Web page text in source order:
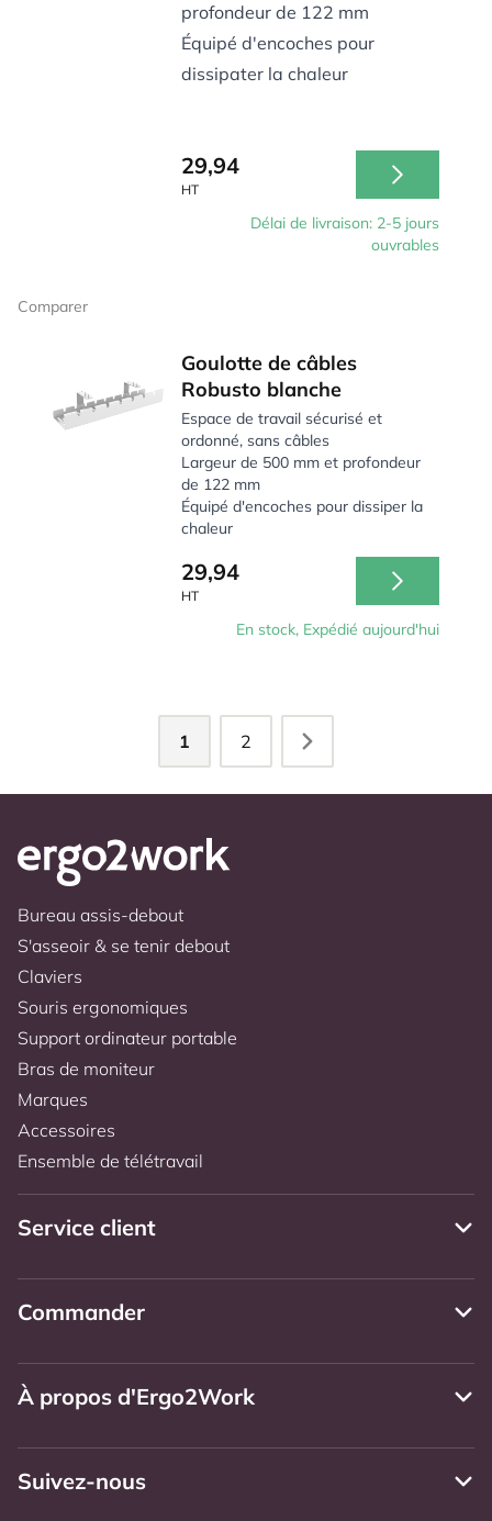
profondeur de 122 mm
Équipé d'encoches pour
dissipater la chaleur
29,94
HT
Délai de livraison: 2-5 jours
ouvrables
Comparer
Goulotte de câbles
Robusto blanche
Espace de travail sécurisé et
ordonné, sans câbles
Largeur de 500 mm et profondeur
de 122 mm
Équipé d'encoches pour dissiper la
chaleur
29,94
HT
En stock, Expédié aujourd'hui
1 2
Bureau assis-debout
S'asseoir & se tenir debout
Claviers
Souris ergonomiques
Support ordinateur portable
Bras de moniteur
Marques
Accessoires
Ensemble de télétravail
Service client
Commander
À propos d'Ergo2Work
Suivez-nous